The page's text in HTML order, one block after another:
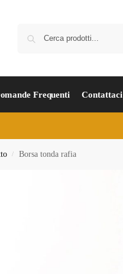
Frequenti Contattaci
/ Borsa tonda rafia